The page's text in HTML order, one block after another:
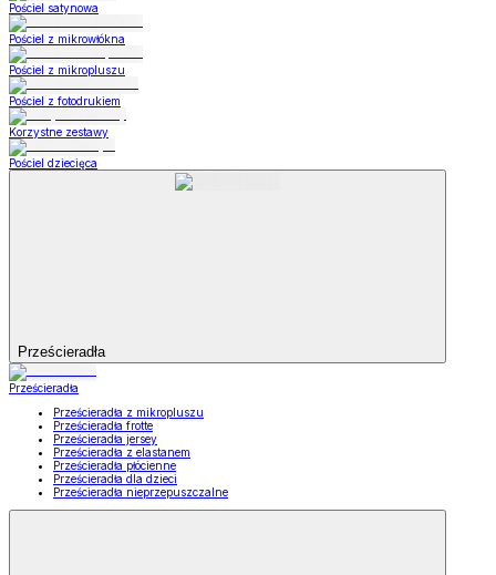
Pościel satynowa
Pościel z mikrowłókna
Pościel z mikropluszu
Pościel z fotodrukiem
Korzystne zestawy
Pościel dziecięca
Prześcieradła
Prześcieradła
Prześcieradła z mikropluszu
Prześcieradła frotte
Prześcieradła jersey
Prześcieradła z elastanem
Prześcieradła płócienne
Prześcieradła dla dzieci
Prześcieradła nieprzepuszczalne